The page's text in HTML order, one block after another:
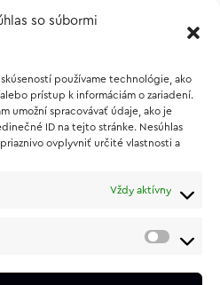
so súbormi
používame technológie, ako
prístup k informáciám o zariadení.
umožní spracovávať údaje, ako je
ID na tejto stránke. Nesúhlas
ovplyvniť určité vlastnosti a
Vždy aktívny